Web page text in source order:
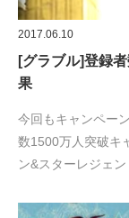
2017.06.10
[グラブル]登録
果
今回もキャンペー
数1500万人突破キ
ン&スターレジェ